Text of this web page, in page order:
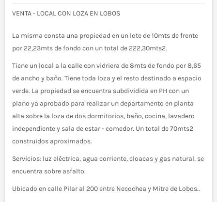
VENTA - LOCAL CON LOZA EN LOBOS
La misma consta una propiedad en un lote de 10mts de frente
por 22,23mts de fondo con un total de 222,30mts2.
Tiene un local a la calle con vidriera de 8mts de fondo por 8,65
de ancho y baño. Tiene toda loza y el resto destinado a espacio
verde. La propiedad se encuentra subdividida en PH con un
plano ya aprobado para realizar un departamento en planta
alta sobre la loza de dos dormitorios, baño, cocina, lavadero
independiente y sala de estar - comedor. Un total de 70mts2
construidos aproximados.
Servicios: luz eléctrica, agua corriente, cloacas y gas natural, se
encuentra sobre asfalto.
Ubicado en calle Pilar al 200 entre Necochea y Mitre de Lobos..